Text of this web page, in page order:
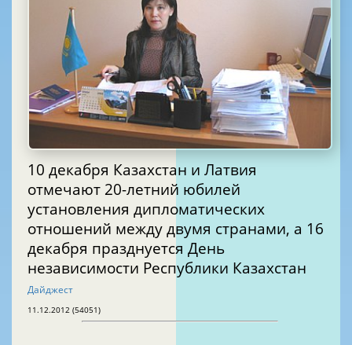
10 декабря Казахстан и Латвия
отмечают 20-летний юбилей
установления дипломатических
отношений между двумя странами, а 16
декабря празднуется День
независимости Республики Казахстан
Дайджест
11.12.2012 (54051)